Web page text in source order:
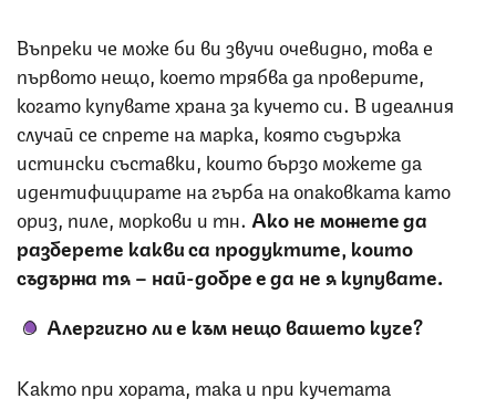
Въпреки че може би ви звучи очевидно, това е
първото нещо, което трябва да проверите,
когато купувате храна за кучето си. В идеалния
случай се спрете на марка, която съдържа
истински съставки, които бързо можете да
идентифицирате на гърба на опаковката като
ориз, пиле, моркови и тн. Ако не можете да
разберете какви са продуктите, които
съдържа тя – най-добре е да не я купувате.
Алергично ли е към нещо вашето куче?
Както при хората, така и при кучетата